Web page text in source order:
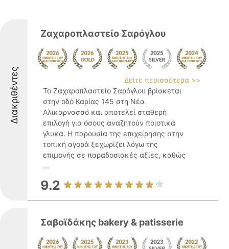
Διακριθέντες
Ζαχαροπλαστείο Σαρόγλου
Δείτε περισσότερα >>
Το Ζαχαροπλαστείο Σαρόγλου βρίσκεται
στην οδό Καρίας 145 στη Νέα
Αλικαρνασσό και αποτελεί σταθερή
επιλογή για όσους αναζητούν ποιοτικά
γλυκά. Η παρουσία της επιχείρησης στην
τοπική αγορά ξεχωρίζει λόγω της
επιμονής σε παραδοσιακές αξίες, καθώς
...
9.2
Σαβοϊδάκης bakery & patisserie